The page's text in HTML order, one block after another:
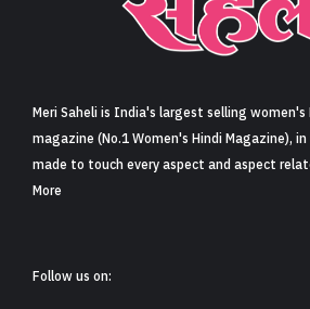
Meri Saheli is India's largest selling
magazine (No.1 Women's Hindi Magazine),
made to touch every aspect and aspect
More
Follow us on: